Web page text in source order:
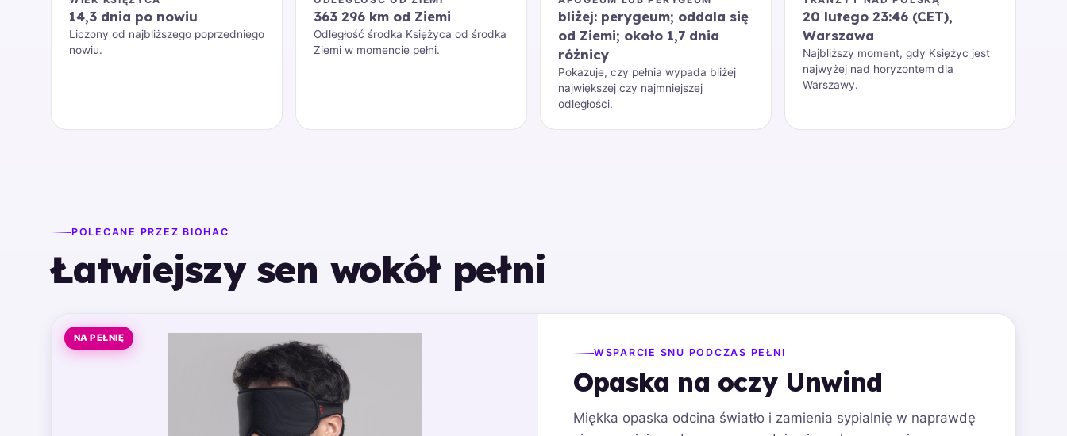
14,3 dnia po nowiu
Liczony od najbliższego poprzedniego
nowiu.
363 296 km od Ziemi
Odległość środka Księżyca od środka
Ziemi w momencie pełni.
bliżej: perygeum; oddala się
od Ziemi; około 1,7 dnia
różnicy
Pokazuje, czy pełnia wypada bliżej
największej czy najmniejszej
odległości.
20 lutego 23:46 (CET),
Warszawa
Najbliższy moment, gdy Księżyc jest
najwyżej nad horyzontem dla
Warszawy.
POLECANE PRZEZ BIOHAC
Łatwiejszy sen wokół pełni
NA PEŁNIĘ
WSPARCIE SNU PODCZAS PEŁNI
Opaska na oczy Unwind
Miękka opaska odcina światło i zamienia sypialnię w naprawdę